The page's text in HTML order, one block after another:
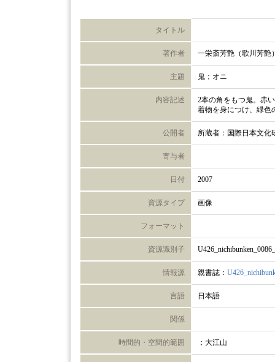
タイトル
著作者 一栄斎芳艶（歌川芳艶
主題 鬼；オニ
内容記述
2本の角をもつ鬼。赤
着物を身につけ、緑色
公開者 所蔵者：国際日本文化
寄与者
日付 2007
資源タイプ 画像
フォーマット
資源識別子
情報源 親書誌：
言語 日本語
関係
時間的・空間的範囲 ；大江山